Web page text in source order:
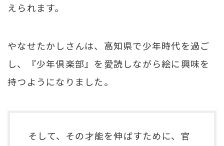
えられます。
やなせたかしさんは、高知県で少年時代を過ご
し、『少年倶楽部』を愛読しながら絵に興味を
持つようになりました。
そして、その才能を伸ばすために、官